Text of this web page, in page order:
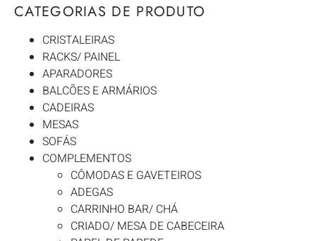
CATEGORIAS DE PRODUTO
CRISTALEIRAS
RACKS/ PAINEL
APARADORES
BALCÕES E ARMÁRIOS
CADEIRAS
MESAS
SOFÁS
COMPLEMENTOS
CÔMODAS E GAVETEIROS
ADEGAS
CARRINHO BAR/ CHÁ
CRIADO/ MESA DE CABECEIRA